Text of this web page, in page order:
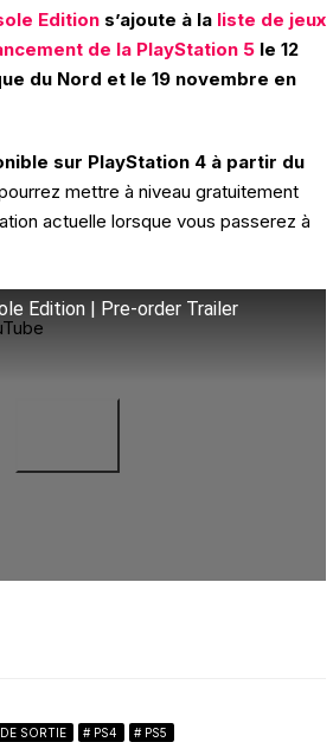
Edition s’ajoute à la liste de jeux
de la PlayStation 5 le 12
du Nord et le 19 novembre en
sur PlayStation 4 à partir du
mettre à niveau gratuitement
actuelle lorsque vous passerez à
Edition | Pre-order Trailer
SORTIE PS4
PS5